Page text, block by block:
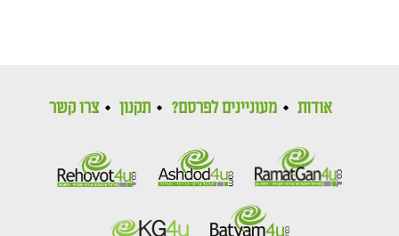
אודות מעוניינים לפרסם? תקנון צרו קשר